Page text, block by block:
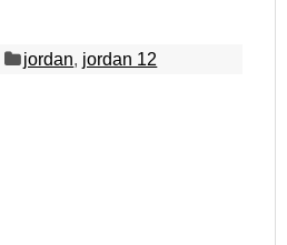
jordan, jordan 12